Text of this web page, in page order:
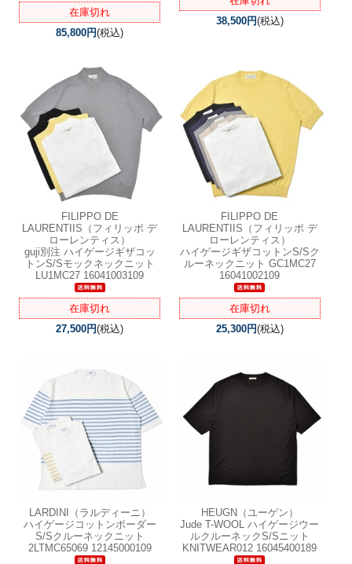
在庫切れ
85,800円(税込)
38,500円(税込)
FILIPPO DE
LAURENTIIS（フィリッポ デ
ローレンティス）
guji別注 ハイゲージギザコッ
トンS/Sモックネックニット
LU1MC27 16041003109
在庫切れ
27,500円(税込)
FILIPPO DE
LAURENTIIS（フィリッポ デ
ローレンティス）
ハイゲージギザコットンS/Sク
ルーネックニット GC1MC27
16041002109
在庫切れ
25,300円(税込)
LARDINI（ラルディーニ）
ハイゲージコットンボーダー
S/Sクルーネックニット
2LTMC65069 12145000109
HEUGN（ユーゲン）
Jude T-WOOL ハイゲージウー
ルクルーネックS/Sニット
KNITWEAR012 16045400189